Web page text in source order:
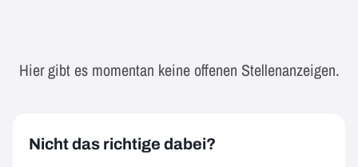
Hier gibt es momentan keine offenen Stellenanzeigen.
Nicht das richtige dabei?